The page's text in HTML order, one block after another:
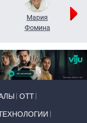
Мария
Фомина
ОТТ